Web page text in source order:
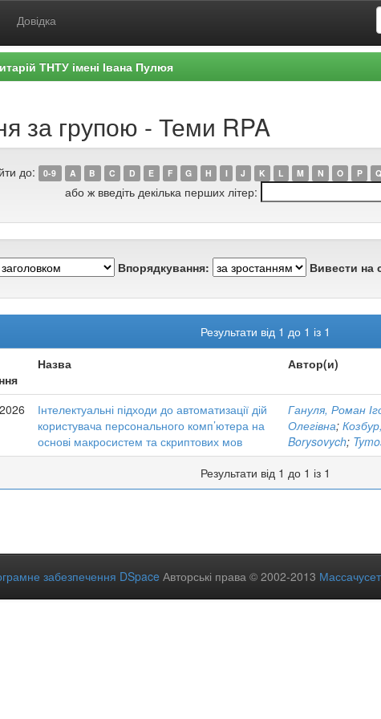
Довідка
ТНТУ імені Івана Пулюя
за групою - Теми RPA
до: 0-9 A B C D E F G H I J K L M N O P Q
або ж введіть декілька перших літер:
Впорядкування: Вивести на
Результати від 1 до 1 із 1
Назва Автор(и)
Інтелектуальні підходи до автоматизації дій
користувача персонального комп’ютера на
основі макросистем та скриптових мов
Гануля, Роман
Олегівна;
Borysovych;
Результати від 1 до 1 із 1
забезпечення DSpace Авторські права © 2002-2013